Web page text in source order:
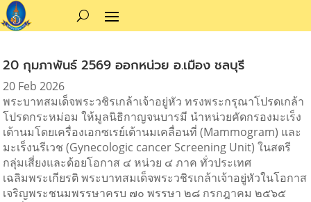
20 กุมภาพันธ์ 2569 ออกหน่วย อ.เมือง ชลบุรี
20 Feb 2026
พระบาทสมเด็จพระวชิรเกล้าเจ้าอยู่หัว ทรงพระกรุณาโปรดเกล้า
โปรดกระหม่อม ให้มูลนิธิกาญจนบารมี นำหน่วยคัดกรองมะเร็ง
เต้านมโดยเครื่องเอกซเรย์เต้านมเคลื่อนที่ (Mammogram) และ
มะเร็งนรีเวช (Gynecologic cancer Screening Unit) ในสตรี
กลุ่มเสี่ยงและด้อยโอกาส ๔ หน่วย ๔ ภาค ทั่วประเทศ
เฉลิมพระเกียรติ พระบาทสมเด็จพระวชิรเกล้าเจ้าอยู่หัวในโอกาส
เจริญพระชนมพรรษาครบ ๗๐ พรรษา ๒๘ กรกฎาคม ๒๕๖๕